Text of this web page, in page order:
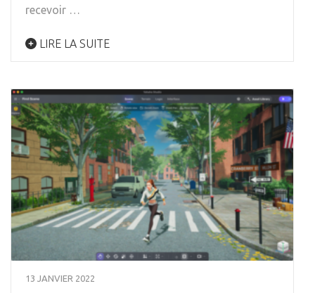
recevoir …
LIRE LA SUITE
13 JANVIER 2022